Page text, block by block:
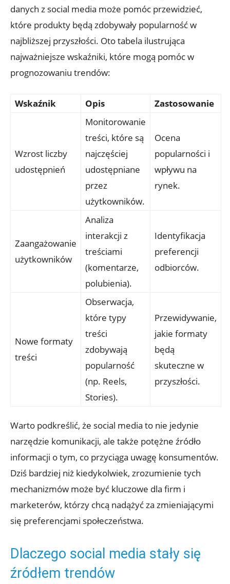
danych z social media może pomóc przewidzieć,
które produkty będą zdobywały popularność w
najbliższej przyszłości. Oto tabela ilustrująca
najważniejsze wskaźniki, które mogą pomóc w
prognozowaniu trendów:
Wskaźnik Opis Zastosowanie
Wzrost liczby
udostępnień
Monitorowanie
treści, które są
najczęściej
udostępniane
przez
użytkowników.
Ocena
popularności i
wpływu na
rynek.
Zaangażowanie
użytkowników
Analiza
interakcji z
treściami
(komentarze,
polubienia).
Identyfikacja
preferencji
odbiorców.
Nowe formaty
treści
Obserwacja,
które typy
treści
zdobywają
popularność
(np. Reels,
Stories).
Przewidywanie,
jakie formaty
będą
skuteczne w
przyszłości.
Warto podkreślić, że social media to nie jedynie
narzędzie komunikacji, ale także potężne źródło
informacji o tym, co przyciąga uwagę konsumentów.
Dziś bardziej niż kiedykolwiek, zrozumienie tych
mechanizmów może być kluczowe dla firm i
marketerów, którzy chcą nadążyć za zmieniającymi
się preferencjami społeczeństwa.
Dlaczego social media stały się
źródłem trendów